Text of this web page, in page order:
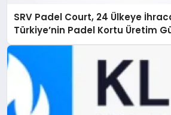
SRV Padel Court, 24 Ülkeye
Türkiye’nin Padel Kortu Üretim